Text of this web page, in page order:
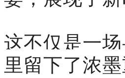
这不仅是一
里留下了浓